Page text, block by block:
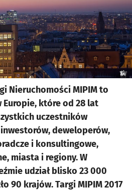
Nieruchomości MIPIM to
Europie, które od 28 lat
uczestników
deweloperów,
i konsultingowe,
miasta i regiony. W
udział blisko 23 000
90 krajów. Targi MIPIM 2017